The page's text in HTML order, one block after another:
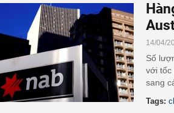
14/04/
Số
với tốc
sang
Tags: